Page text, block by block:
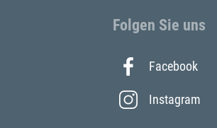
Folgen Sie uns
Facebook
Instagram